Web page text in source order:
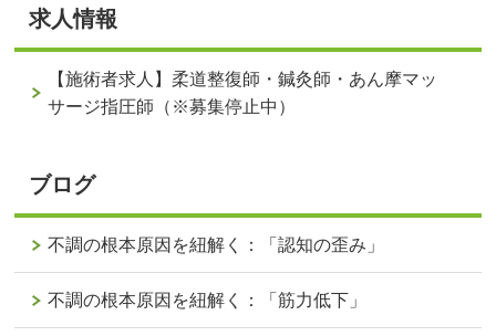
求人情報
【施術者求人】柔道整復師・鍼灸師・あん摩マッ
サージ指圧師（※募集停止中）
ブログ
不調の根本原因を紐解く：「認知の歪み」
不調の根本原因を紐解く：「筋力低下」